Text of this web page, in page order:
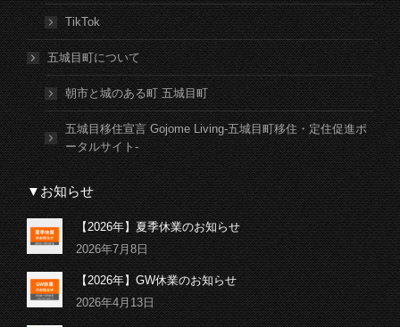
TikTok
五城目町について
朝市と城のある町 五城目町
五城目移住宣言 Gojome Living-五城目町移住・定住促進ポ
ータルサイト-
▼お知らせ
【2026年】夏季休業のお知らせ
2026年7月8日
【2026年】GW休業のお知らせ
2026年4月13日